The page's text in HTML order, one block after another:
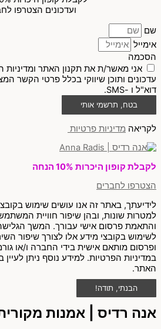
ועדכונים הצטרפו
שם
אימייל
הסכמה
אני מאשר/ת את תקנון האתר
עדכונים ותוכן שיווקי בכלל פרטי הקשר
דוא"ל ו -SMS.
בטח, תרשמי אותי
לקריאה מדיניות פרטיות
לקבלת קופון היכרות 10% הנחה
הצטרפו לחברים
למטרות שונות, ובהן שיפור חוויית
והתאמת פרסום אישי עבורך. המשך
לשימוש בקובצי מידע אלו לצורך שיפור
ופרסום מותאם אישית בידי החברה ו/או
במדיניות הפרטיות. למידע נוסף ניתן לעיין
האתר.
הבנתי, תודה!
אנה רדיס | אמנות